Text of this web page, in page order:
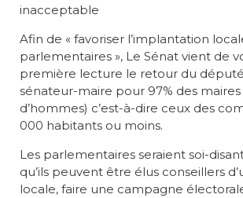
inacceptable
Afin de « favoriser l’implantation
parlementaires », Le Sénat vient de
première lecture le retour du
sénateur-maire pour 97% des
d’hommes) c’est-à-dire ceux des
000 habitants ou moins.
Les parlementaires seraient soi-
qu’ils peuvent être élus conseillers
locale, faire une campagne